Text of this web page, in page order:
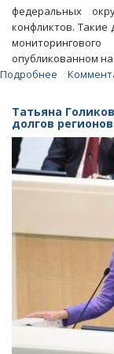
федеральных
конфликтов. Такие
опубликованном
Подробнее
занял
третье
место
по
числу
социально-
Татьяна
долгов регионов